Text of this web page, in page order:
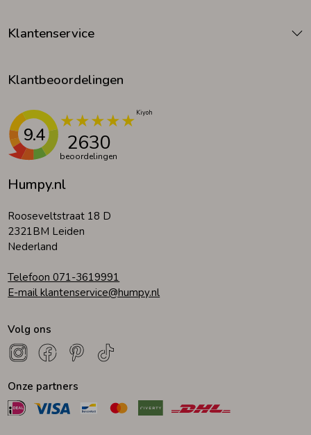
Humpy.nl
Rooseveltstraat 18 D
2321BM Leiden
Nederland
Telefoon 071-3619991
E-mail klantenservice@humpy.nl
Klantenservice
Klantbeoordelingen
9.4 2630
beoordelingen
Volg ons
Onze partners